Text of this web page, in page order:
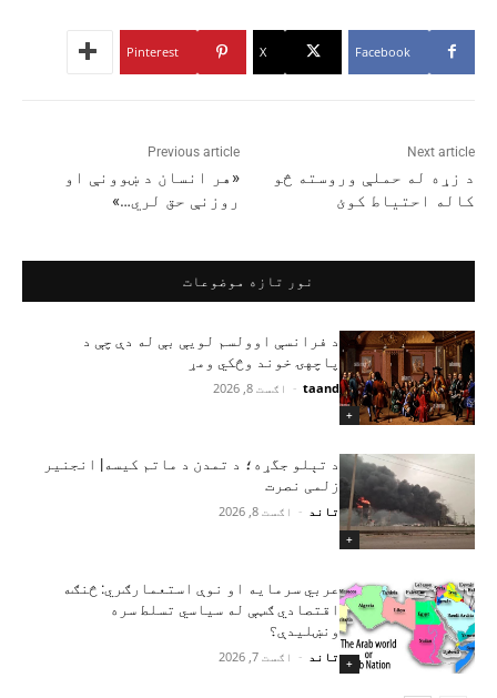
Facebook
X
Pinterest
Previous article
«هر انسان د ښوونې او
روزنې حق لري…»
Next article
د زړه له حملې وروسته څو
کاله احتیاط کوئ
نور تازه موضوعات
+
د فرانسې اوولسم لویې بې له دې چې د
پاچهۍ خوند وڅکي ومړ
taand
- اګست 8, 2026
+
د تېلو جگړه؛ د تمدن د ماتم کیسه| انجنیر
زلمی نصرت
تاند - اګست 8, 2026
+
عربي سرمایه او نوې استعمارګري: څنګه
اقتصادي ګټې له سیاسي تسلط سره
ونښلیدې؟
تاند - اګست 7, 2026